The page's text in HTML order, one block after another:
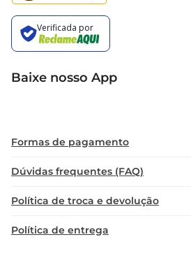
Baixe nosso App
Formas de pagamento
Dúvidas frequentes (FAQ)
Política de troca e devolução
Política de entrega